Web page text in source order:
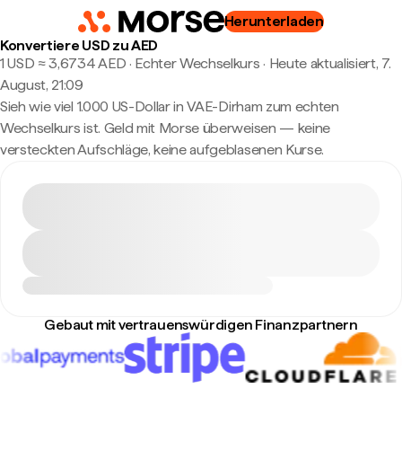
Herunterladen
Konvertiere USD zu AED
1 USD ≈ 3,6734 AED · Echter Wechselkurs · Heute aktualisiert, 7.
August, 21:09
Sieh wie viel 1.000 US-Dollar in VAE-Dirham zum echten
Wechselkurs ist. Geld mit Morse überweisen — keine
versteckten Aufschläge, keine aufgeblasenen Kurse.
Gebaut mit vertrauenswürdigen Finanzpartnern